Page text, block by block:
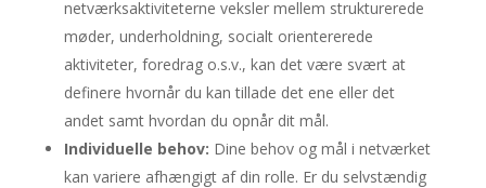
netværksaktiviteterne veksler mellem strukturerede
møder, underholdning, socialt orientererede
aktiviteter, foredrag o.s.v., kan det være svært at
definere hvornår du kan tillade det ene eller det
andet samt hvordan du opnår dit mål.
Individuelle behov: Dine behov og mål i netværket
kan variere afhængigt af din rolle. Er du selvstændig